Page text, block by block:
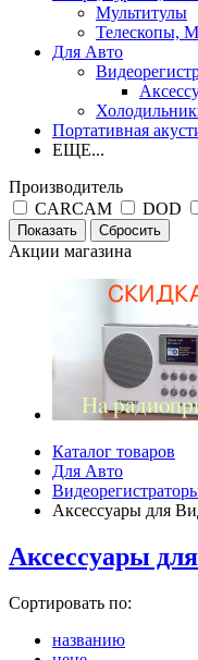
Мультитулы
Телескопы,
Для Авто
Портативная
ЕЩЕ...
Производитель
CARCAM
DOD
Акции магазина
Каталог товаров
Для Авто
Аксессуары для
Аксессуары
Сортировать по:
названию